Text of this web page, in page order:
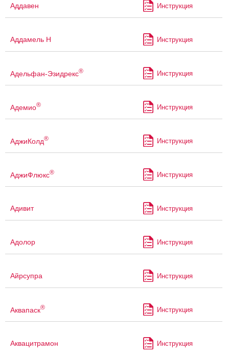
Аддавен Инструкция
Аддамель Н Инструкция
Адельфан-Эзидрекс® Инструкция
Адемио® Инструкция
АджиКолд® Инструкция
АджиФлюкс® Инструкция
Адивит Инструкция
Адолор Инструкция
Айрсупра Инструкция
Аквапаск® Инструкция
Аквацитрамон Инструкция